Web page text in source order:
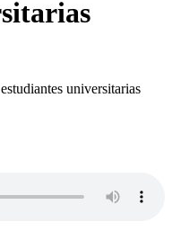
universitarias